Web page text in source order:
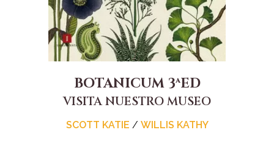
BOTANICUM 3ªED
VISITA NUESTRO MUSEO
SCOTT KATIE / WILLIS KATHY